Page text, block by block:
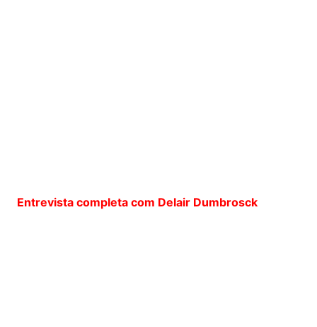
Entrevista completa com Delair Dumbrosck